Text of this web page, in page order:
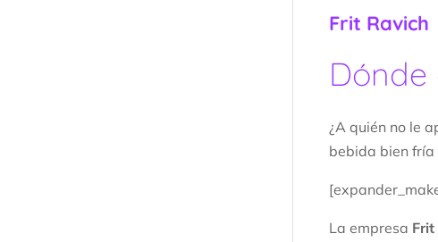
Frit Ravich
¿A quién no le
bebida bien fría
La empresa Frit